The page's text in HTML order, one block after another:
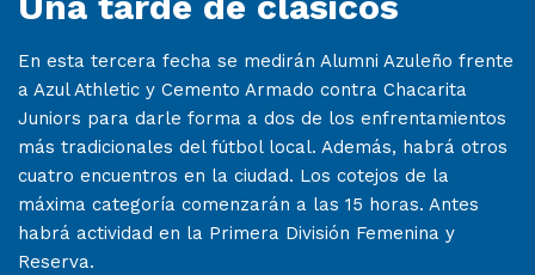
En esta tercera fecha se medirán Alumni Azuleño frente
a Azul Athletic y Cemento Armado contra Chacarita
Juniors para darle forma a dos de los enfrentamientos
más tradicionales del fútbol local. Además, habrá otros
cuatro encuentros en la ciudad. Los cotejos de la
máxima categoría comenzarán a las 15 horas. Antes
habrá actividad en la Primera División Femenina y
Reserva.